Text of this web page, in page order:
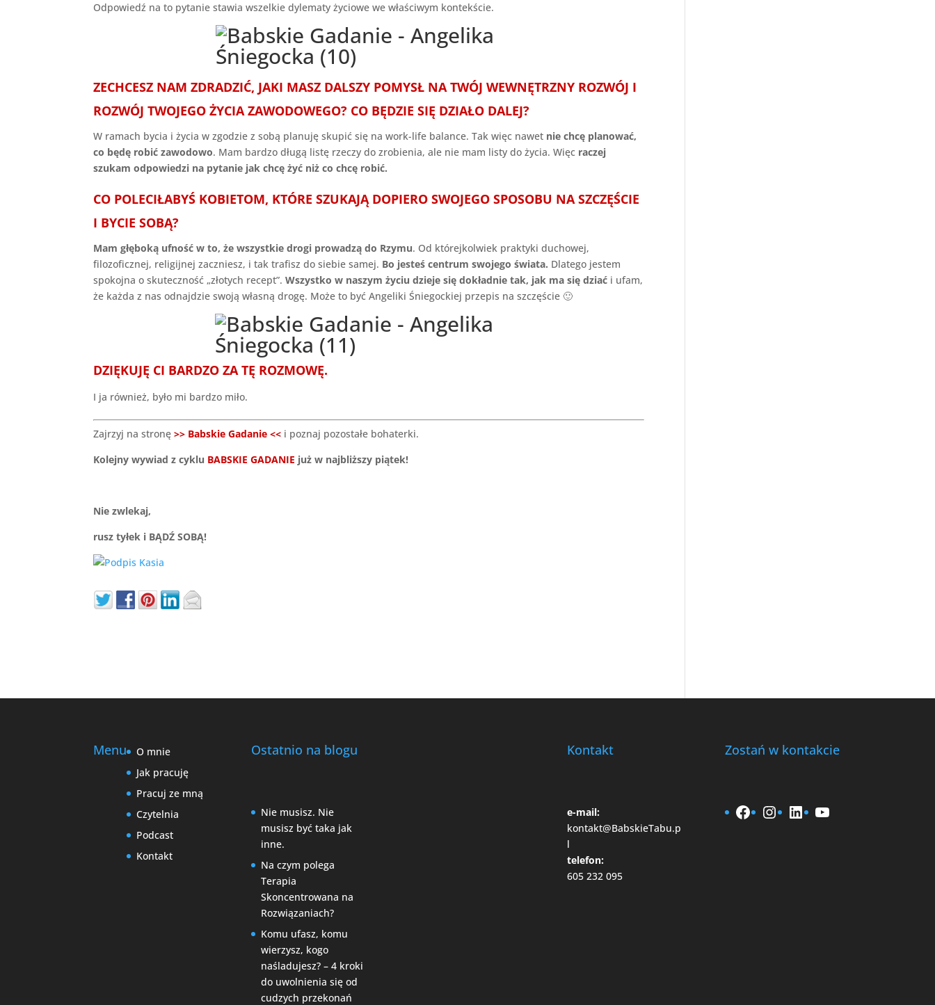
Odpowiedź na to pytanie stawia wszelkie dylematy życiowe we właściwym kontekście.
ZECHCESZ NAM ZDRADZIĆ, JAKI MASZ DALSZY POMYSŁ NA TWÓJ WEWNĘTRZNY ROZWÓJ I
ROZWÓJ TWOJEGO ŻYCIA ZAWODOWEGO? CO BĘDZIE SIĘ DZIAŁO DALEJ?
W ramach bycia i życia w zgodzie z sobą planuję skupić się na work-life balance. Tak więc nawet nie chcę planować,
co będę robić zawodowo. Mam bardzo długą listę rzeczy do zrobienia, ale nie mam listy do życia. Więc raczej
szukam odpowiedzi na pytanie jak chcę żyć niż co chcę robić.
CO POLECIŁABYŚ KOBIETOM, KTÓRE SZUKAJĄ DOPIERO SWOJEGO SPOSOBU NA SZCZĘŚCIE
I BYCIE SOBĄ?
Mam głęboką ufność w to, że wszystkie drogi prowadzą do Rzymu. Od którejkolwiek praktyki duchowej,
filozoficznej, religijnej zaczniesz, i tak trafisz do siebie samej. Bo jesteś centrum swojego świata. Dlatego jestem
spokojna o skuteczność „złotych recept”.Wszystko w naszym życiu dzieje się dokładnie tak, jak ma się dziać i ufam,
że każda z nas odnajdzie swoją własną drogę. Może to być Angeliki Śniegockiej przepis na szczęście 🙂
DZIĘKUJĘ CI BARDZO ZA TĘ ROZMOWĘ.
I ja również, było mi bardzo miło.
Zajrzyj na stronę >> Babskie Gadanie << i poznaj pozostałe bohaterki.
Kolejny wywiad z cyklu BABSKIE GADANIE już w najbliższy piątek!
Nie zwlekaj,
rusz tyłek i BĄDŹ SOBĄ!
Menu
O mnie
Jak pracuję
Pracuj ze mną
Czytelnia
Podcast
Kontakt
Ostatnio na blogu
Nie musisz. Nie
musisz być taka jak
inne.
Na czym polega
Terapia
Skoncentrowana na
Rozwiązaniach?
Komu ufasz, komu
wierzysz, kogo
naśladujesz? – 4 kroki
do uwolnienia się od
cudzych przekonań
Kontakt
e-mail:
kontakt@BabskieTabu.p
l
telefon:
605 232 095
Zostań w kontakcie
Facebook
Instagram
LinkedInYouTube